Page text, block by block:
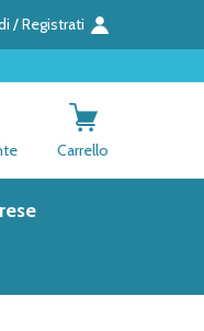
/ Registrati
Carrello